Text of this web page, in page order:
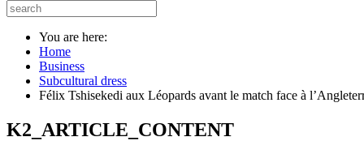
You are here:
Home
Business
Subcultural dress
Félix Tshisekedi aux Léopards avant le match face à
K2_ARTICLE_CONTENT